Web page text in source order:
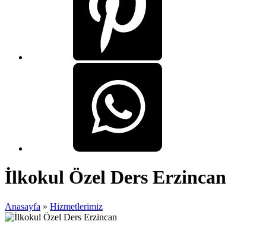
İlkokul Özel Ders Erzincan
Anasayfa » Hizmetlerimiz